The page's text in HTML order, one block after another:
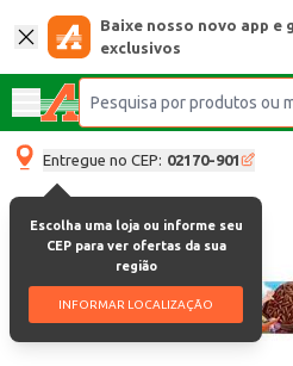
Baixe nosso novo app e
exclusivos
Entregue no CEP: 02170-901
Escolha uma loja ou informe seu
CEP para ver ofertas da sua
região
INFORMAR LOCALIZAÇÃO